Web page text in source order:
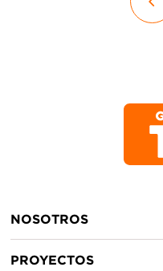
NOSOTROS
PROYECTOS